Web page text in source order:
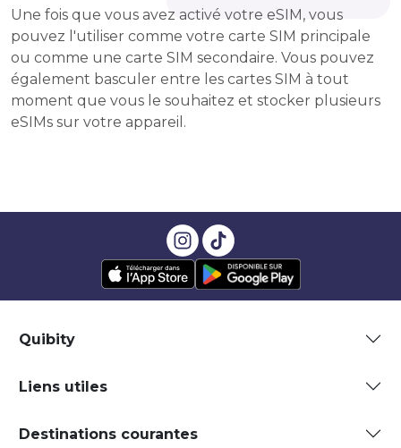
Une fois que vous avez activé votre eSIM, vous
pouvez l'utiliser comme votre carte SIM principale
ou comme une carte SIM secondaire. Vous pouvez
également basculer entre les cartes SIM à tout
moment que vous le souhaitez et stocker plusieurs
eSIMs sur votre appareil.
Quibity
Liens utiles
Destinations courantes